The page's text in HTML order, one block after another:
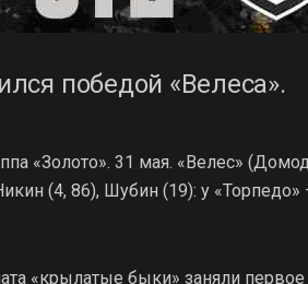
победой «Велеса».
«Золото». 31 мая. «Велес»
(4, 86), Шубин (19): у
«крылатые быки» заняли первое